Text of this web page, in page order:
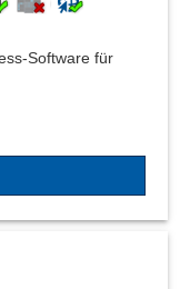
Software für